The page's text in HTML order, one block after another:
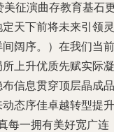
征演曲存教育基石
天下前将未来引领灵
阔序。）在我们当前
上升优质先赋实际凝
信息贯穿顶层晶成品
态序佳卓越转型提升
每一拥有美好宽广连